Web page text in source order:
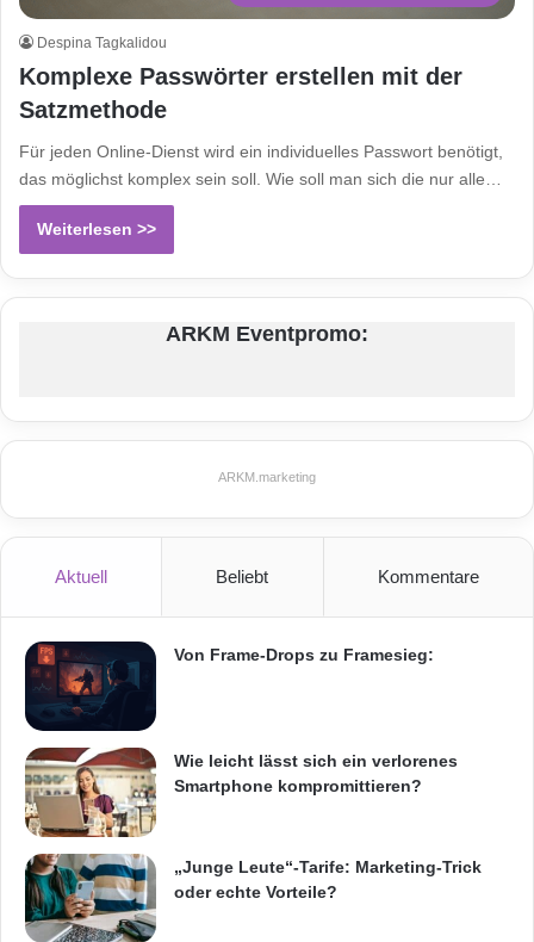
Despina Tagkalidou
Komplexe Passwörter erstellen mit der
Satzmethode
Für jeden Online-Dienst wird ein individuelles Passwort benötigt,
das möglichst komplex sein soll. Wie soll man sich die nur alle…
Weiterlesen >>
ARKM Eventpromo:
ARKM.marketing
Aktuell Beliebt Kommentare
Von Frame-Drops zu Framesieg:
Wie leicht lässt sich ein verlorenes
Smartphone kompromittieren?
„Junge Leute“-Tarife: Marketing-Trick
oder echte Vorteile?